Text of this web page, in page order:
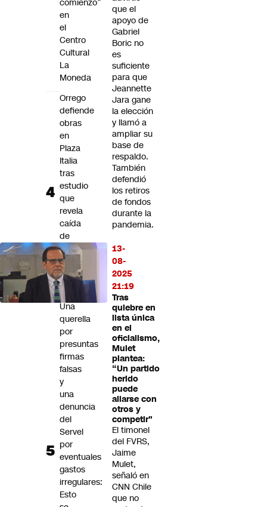
que el
apoyo de
Gabriel
Boric no
es
suficiente
para que
Jeannette
Jara gane
la elección
y llamó a
ampliar su
base de
respaldo.
También
defendió
los retiros
de fondos
durante la
pandemia.
13-
08-
2025
21:19
Tras
quiebre en
lista única
en el
oficialismo,
Mulet
plantea:
“Un partido
herido
puede
aliarse con
otros y
competir"
El timonel
del FVRS,
Jaime
Mulet,
señaló en
CNN Chile
que no
comienzo”
en
el
Centro
Cultural
La
Moneda
Orrego
defiende
obras
en
Plaza
Italia
tras
estudio
que
revela
caída
de
67%
en
velocidad
vehicular
Una
querella
por
presuntas
firmas
falsas
y
una
denuncia
del
Servel
por
eventuales
gastos
irregulares:
Esto